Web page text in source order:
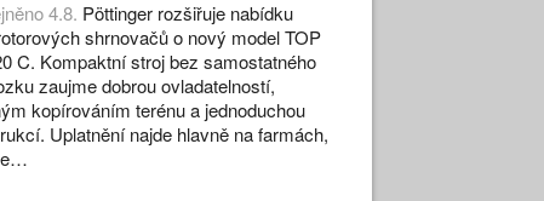
4.8. Pöttinger rozšiřuje nabídku
shrnovačů o nový model TOP
C. Kompaktní stroj bez samostatného
zaujme dobrou ovladatelností,
kopírováním terénu a jednoduchou
Uplatnění najde hlavně na farmách,